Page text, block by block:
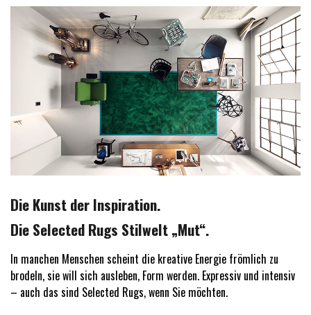
Die Kunst der Inspiration.
Die Selected Rugs Stilwelt „Mut“.
In manchen Menschen scheint die kreative Energie frömlich zu
brodeln, sie will sich ausleben, Form werden. Expressiv und intensiv
– auch das sind Selected Rugs, wenn Sie möchten.